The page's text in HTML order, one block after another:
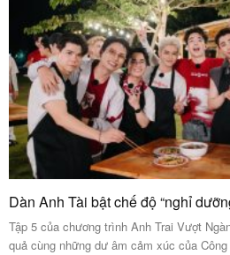
Dàn Anh Tài bật chế độ “nghỉ
Tập 5 của chương trình Anh Trai Vượt
quả cùng những dư âm cảm xúc của